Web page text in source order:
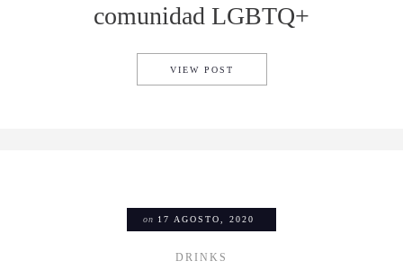
comunidad LGBTQ+
VIEW POST
on 17 AGOSTO, 2020
DRINKS